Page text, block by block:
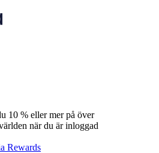
10 % eller mer på över
när du är inloggad
Rewards